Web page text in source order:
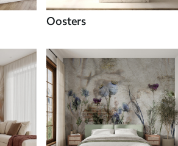
Oosters